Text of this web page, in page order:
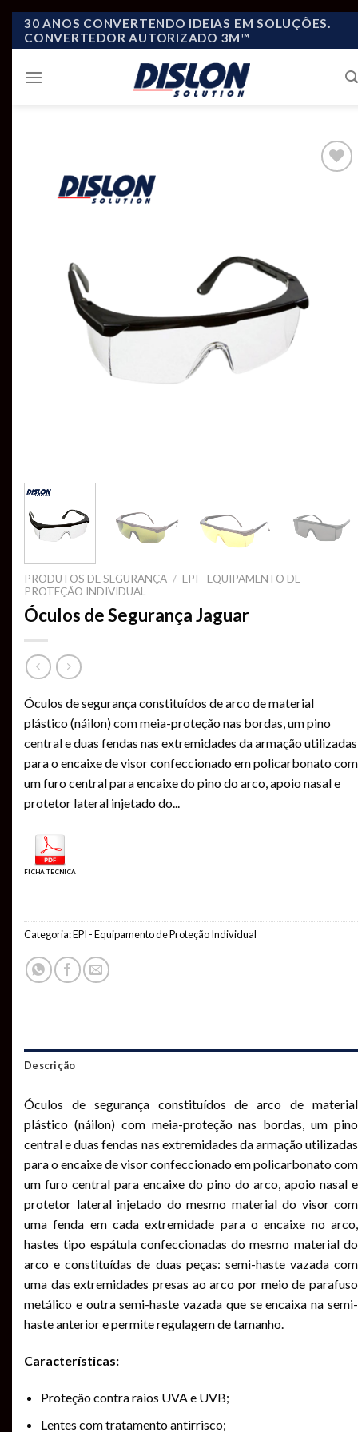
Skip
30 ANOS CONVERTENDO IDEIAS EM SOLUÇÕES.
CONVERTEDOR AUTORIZADO 3M™
PRODUTOS DE SEGURANÇA / EPI - EQUIPAMENTO DE
PROTEÇÃO INDIVIDUAL
Óculos de Segurança Jaguar
Óculos de segurança constituídos de arco de material
plástico (náilon) com meia-proteção nas bordas, um pino
central e duas fendas nas extremidades da armação utilizadas
para o encaixe de visor confeccionado em policarbonato com
um furo central para encaixe do pino do arco, apoio nasal e
protetor lateral injetado do
FICHA TECNICA
Categoria:EPI - Equipamento de Proteção Individual
Descrição
Óculos de segurança constituídos de arco de material
plástico (náilon) com meia-proteção nas bordas, um pino
central e duas fendas nas extremidades da armação utilizadas
para o encaixe de visor confeccionado em policarbonato com
um furo central para encaixe do pino do arco, apoio nasal e
protetor lateral injetado do mesmo material do visor com
uma fenda em cada extremidade para o encaixe no arco,
hastes tipo espátula confeccionadas do mesmo material do
arco e constituídas de duas peças: semi-haste vazada com
uma das extremidades presas ao arco por meio de parafuso
metálico e outra semi-haste vazada que se encaixa na semi-
haste anterior e permite regulagem de tamanho.
Características:
Proteção contra raios UVA e UVB;
Lentes com tratamento antirrisco;